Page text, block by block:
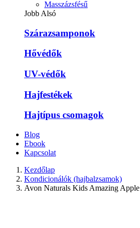
Masszázsfésű
Jobb Alsó
Szárazsamponok
Hővédők
UV-védők
Hajfestékek
Hajtípus csomagok
Blog
Ebook
Kapcsolat
Kezdőlap
Kondicionálók (hajbalzsamok)
Avon Naturals Kids Amazing Apple